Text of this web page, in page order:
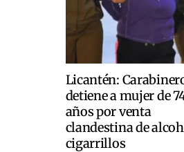
Licantén:
detiene a mujer de
años por venta
clandestina de
cigarrillos